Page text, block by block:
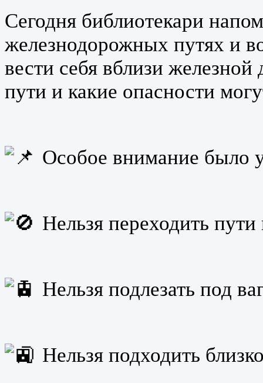
Сегодня библиотекари
железнодорожных путях и
вести себя вблизи
пути и какие опасности
Особое внимание было
Нельзя переходить
Нельзя подлезать под
Нельзя подходить